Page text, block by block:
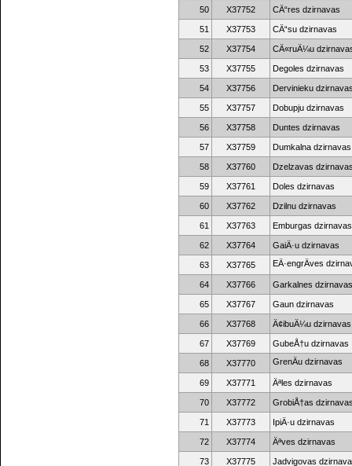
50 X37752 CÄ“res dzirnavas
51 X37753 CÄ“su dzirnavas
52 X37754 CÄ«ruÄ¼u
53 X37755 Degoles dzirnavas
54 X37756 Dervinieku
55 X37757 Dobupju dzirnavas
56 X37758 Duntes dzirnavas
57 X37759 Dumkalna dzirnavas
58 X37760 Dzelzavas
59 X37761 Doles dzirnavas
60 X37762 Dzilnu dzirnavas
61 X37763 Emburgas dzirnavas
62 X37764 GaiÄ·u dzirnavas
63 X37765 EÄ·engrÄves
64 X37766 Garkalnes dzirnavas
65 X37767 Gaun dzirnavas
66 X37768 Ä¢ibuÄ¼u dzirnavas
67 X37769 GubeÅ†u dzirnavas
68 X37770 GrenÄu dzirnavas
69 X37771 Äªles dzirnavas
70 X37772 GrobiÅ†as
71 X37773 IpiÄ·u dzirnavas
72 X37774 Äªves dzirnavas
73 X37775 Jadvigovas